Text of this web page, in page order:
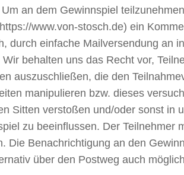
an dem Gewinnspiel
www.von-stosch.de) ein
durch einfache Mailversendung an
Wir behalten uns das Recht vor,
auszuschließen, die den
manipulieren bzw. dieses
Sitten verstoßen und/oder sonst in
zu beeinflussen. Der Teilnehmer
Die Benachrichtigung an den
über den Postweg auch